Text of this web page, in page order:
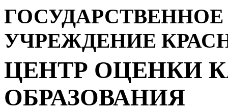
УЧРЕЖДЕНИЕ
ЦЕНТР ОЦЕНКИ
ОБРАЗОВАНИЯ